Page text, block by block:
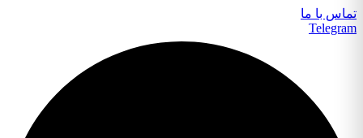
تماس با ما
Telegram